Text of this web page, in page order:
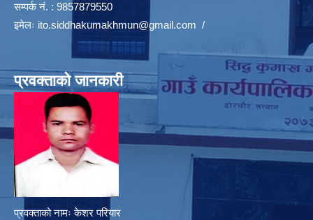
सम्पर्क नं. : 9857879550
इमेलः ito.siddhakumakhmun@gmail.com /
प्रवक्ताको जानकारी
प्रवक्ताको नामः केशर परियार